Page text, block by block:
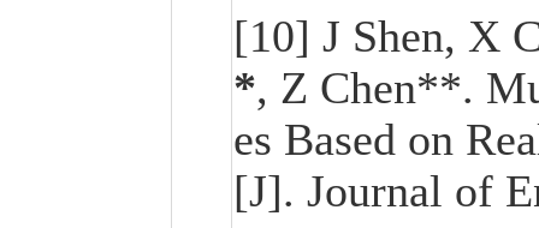
[10] J Shen, X
*, Z Chen**.
es Based on
[J]. Journal of